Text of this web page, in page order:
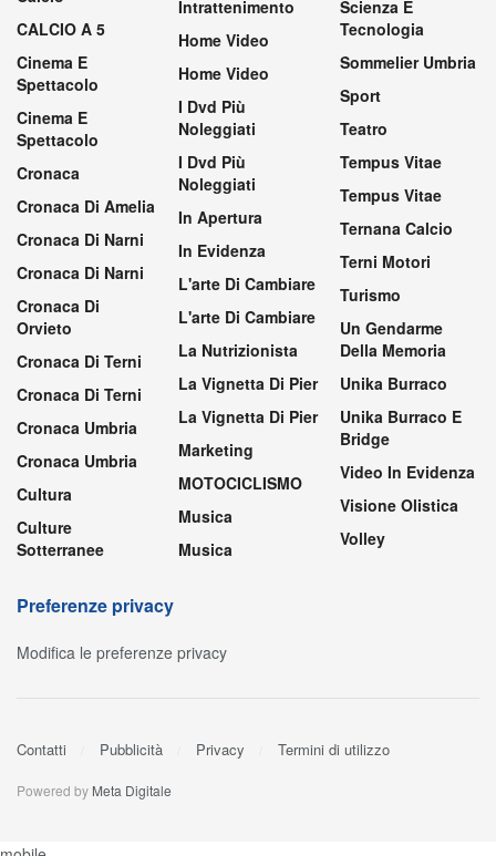
CALCIO A 5
Cinema E
Spettacolo
Cinema E
Spettacolo
Cronaca
Cronaca Di Amelia
Cronaca Di Narni
Cronaca Di Narni
Cronaca Di
Orvieto
Cronaca Di Terni
Cronaca Di Terni
Cronaca Umbria
Cronaca Umbria
Cultura
Culture
Sotterranee
Intrattenimento
Home Video
Home Video
I Dvd Più
Noleggiati
I Dvd Più
Noleggiati
In Apertura
In Evidenza
L'arte Di Cambiare
L'arte Di Cambiare
La Nutrizionista
La Vignetta Di Pier
La Vignetta Di Pier
Marketing
MOTOCICLISMO
Musica
Musica
Scienza E
Tecnologia
Sommelier Umbria
Sport
Teatro
Tempus Vitae
Tempus Vitae
Ternana Calcio
Terni Motori
Turismo
Un Gendarme
Della Memoria
Unika Burraco
Unika Burraco E
Bridge
Video In Evidenza
Visione Olistica
Volley
Preferenze privacy
Modifica le preferenze privacy
Contatti Pubblicità Privacy Termini di utilizzo
Powered by Meta Digitale